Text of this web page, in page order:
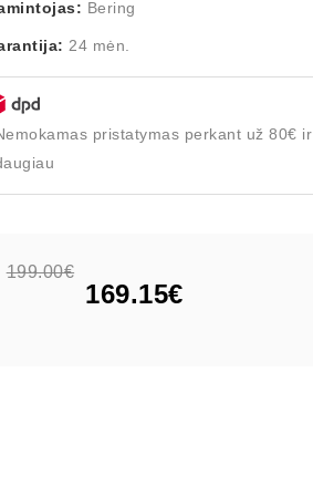
Bering
24 mėn.
pristatymas perkant už 80€ ir
199.00€
169.15€